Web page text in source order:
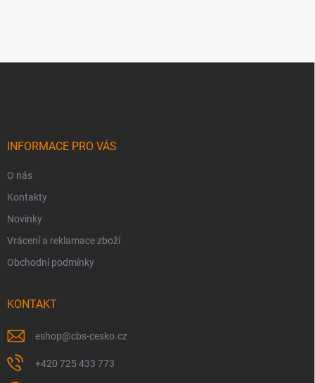
INFORMACE PRO VÁS
O nás
Kontakty
Novinky
Vrácení a reklamace zboží
Obchodní podmínky
KONTAKT
eshop@cbs-cesko.cz
+420 725 433 773